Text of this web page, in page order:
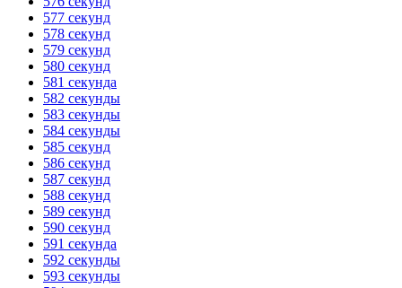
577 секунд
578 секунд
579 секунд
580 секунд
581 секунда
582 секунды
583 секунды
584 секунды
585 секунд
586 секунд
587 секунд
588 секунд
589 секунд
590 секунд
591 секунда
592 секунды
593 секунды